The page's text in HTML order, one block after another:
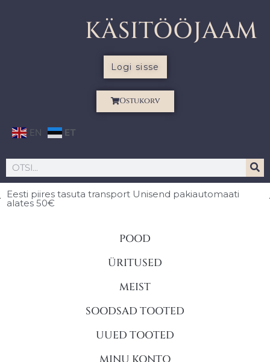
KÄSITÖÖJAAM
Logi sisse
Ostukorv
EN ET
Eesti piires tasuta transport Unisend pakiautomaati
alates 50€
POOD
ÜRITUSED
MEIST
SOODSAD TOOTED
UUED TOOTED
MINU KONTO